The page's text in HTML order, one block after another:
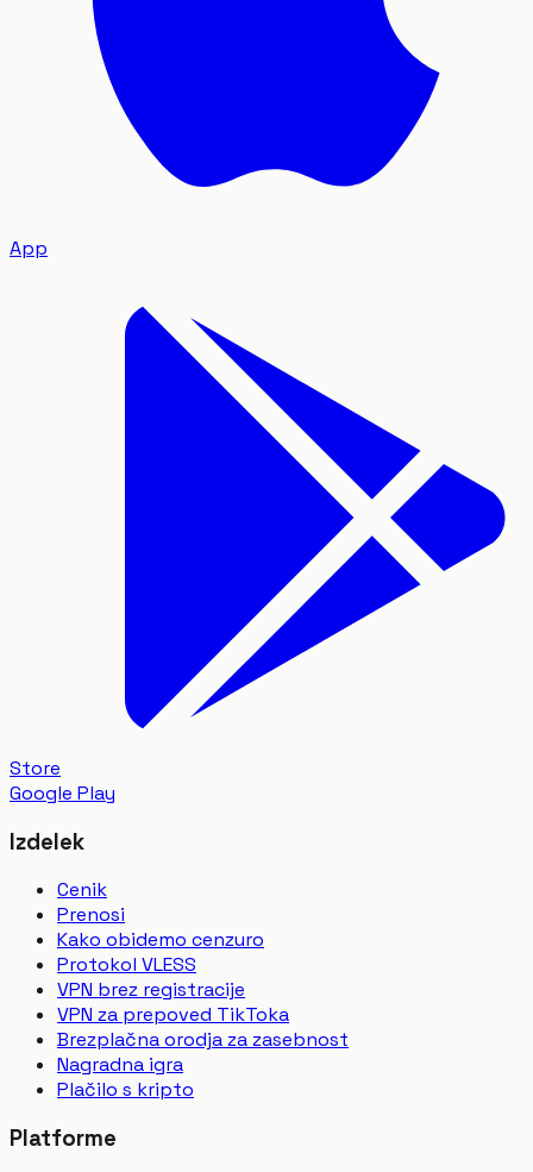
App
Store
Google Play
Izdelek
Cenik
Prenosi
Kako obidemo cenzuro
Protokol VLESS
VPN brez registracije
VPN za prepoved TikToka
Brezplačna orodja za zasebnost
Nagradna igra
Plačilo s kripto
Platforme